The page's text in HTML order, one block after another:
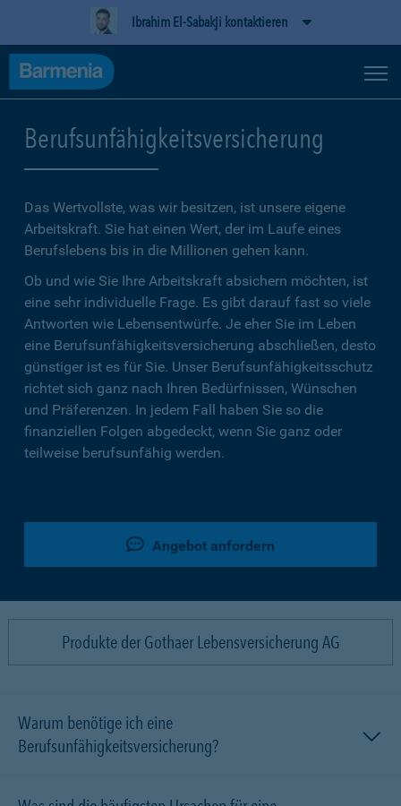
Ibrahim El-Sabakji kontaktieren
Berufsunfähigkeitsversicherung
Das Wertvollste, was wir besitzen, ist unsere eigene
Arbeitskraft. Sie hat einen Wert, der im Laufe eines
Berufslebens bis in die Millionen gehen kann.
Ob und wie Sie Ihre Arbeitskraft absichern möchten, ist
eine sehr individuelle Frage. Es gibt darauf fast so viele
Antworten wie Lebensentwürfe. Je eher Sie im Leben
eine Berufsunfähigkeitsversicherung abschließen, desto
günstiger ist es für Sie. Unser Berufsunfähigkeitsschutz
richtet sich ganz nach Ihren Bedürfnissen, Wünschen
und Präferenzen. In jedem Fall haben Sie so die
finanziellen Folgen abgedeckt, wenn Sie ganz oder
teilweise berufsunfähig werden.
Angebot anfordern
Produkte der Gothaer Lebensversicherung AG
Warum benötige ich eine
Berufsunfähigkeitsversicherung?